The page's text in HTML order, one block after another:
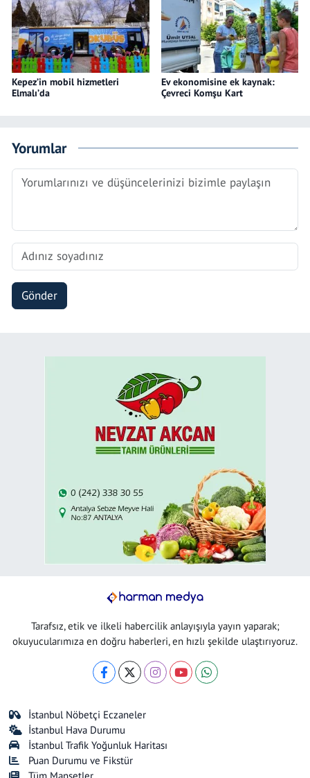
Kepez’in mobil hizmetleri
Elmalı’da
Ev ekonomisine ek kaynak:
Çevreci Komşu Kart
Yorumlar
Gönder
Tarafsız, etik ve ilkeli habercilik anlayışıyla yayın yaparak;
okuyucularımıza en doğru haberleri, en hızlı şekilde ulaştırıyoruz.
İstanbul Nöbetçi Eczaneler
İstanbul Hava Durumu
İstanbul Trafik Yoğunluk Haritası
Puan Durumu ve Fikstür